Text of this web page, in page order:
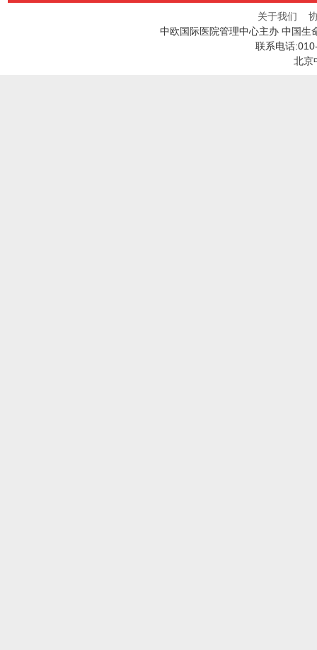
关于我们
中欧国际医院管理中心主办 中国生
联系电话
北京